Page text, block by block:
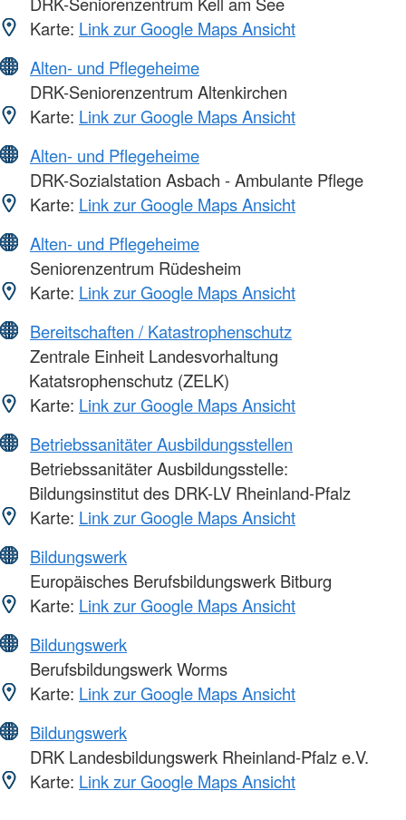
Karte: Link zur Google Maps Ansicht
Alten- und Pflegeheime
DRK-Seniorenzentrum Altenkirchen
Karte: Link zur Google Maps Ansicht
Alten- und Pflegeheime
DRK-Sozialstation Asbach - Ambulante Pflege
Karte: Link zur Google Maps Ansicht
Alten- und Pflegeheime
Seniorenzentrum Rüdesheim
Karte: Link zur Google Maps Ansicht
Bereitschaften / Katastrophenschutz
Zentrale Einheit Landesvorhaltung
Katatsrophenschutz (ZELK)
Karte: Link zur Google Maps Ansicht
Betriebssanitäter Ausbildungsstellen
Betriebssanitäter Ausbildungsstelle:
Bildungsinstitut des DRK-LV Rheinland-Pfalz
Karte: Link zur Google Maps Ansicht
Bildungswerk
Europäisches Berufsbildungswerk Bitburg
Karte: Link zur Google Maps Ansicht
Bildungswerk
Berufsbildungswerk Worms
Karte: Link zur Google Maps Ansicht
Bildungswerk
DRK Landesbildungswerk Rheinland-Pfalz e.V.
Karte: Link zur Google Maps Ansicht